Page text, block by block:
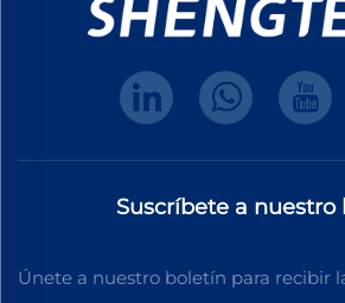
Suscríbete a nuestro
Únete a nuestro boletín para recibir